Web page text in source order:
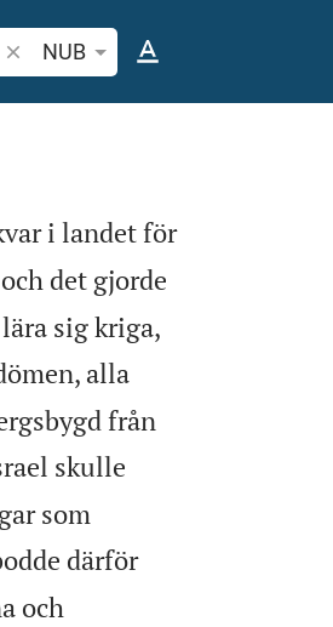
Sök bibelvers eller ord
NUB
i landet för
och det gjorde
sig kriga,
alla
från
skulle
som
därför
och